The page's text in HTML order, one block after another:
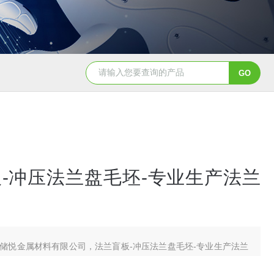
冲压法兰盘毛坯-专业生产法兰
悦金属材料有限公司，法兰盲板-冲压法兰盘毛坯-专业生产法兰